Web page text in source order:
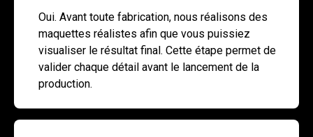
Oui. Avant toute fabrication, nous réalisons des
maquettes réalistes afin que vous puissiez
visualiser le résultat final. Cette étape permet de
valider chaque détail avant le lancement de la
production.